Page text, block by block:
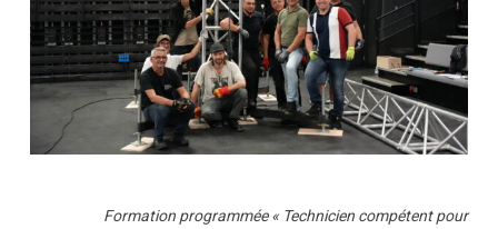
Formation programmée « Technicien compétent pour